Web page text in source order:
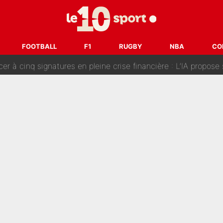
FOOTBALL F1 RUGBY NBA
sur CNews, un ancien journaliste de France Télévisions relance la
Pogacar : Le transfert qui effraie le peloton, «c’est la
signatures en pleine crise financière : L’IA propose sept noms à l’OM